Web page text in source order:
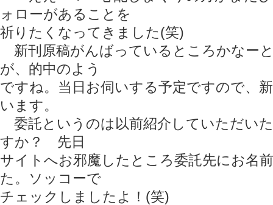
ォローがあることを
祈りたくなってきました(笑)
新刊原稿がんばっているところかなー
が、的中のよう
ですね。当日お伺いする予定ですので、
います。
委託というのは以前紹介していただい
すか？ 先日
サイトへお邪魔したところ委託先にお名
た。ソッコーで
チェックしましたよ！(笑)